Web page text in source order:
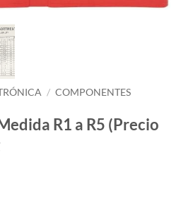
/ COMPONENTES
R1 a R5 (Precio